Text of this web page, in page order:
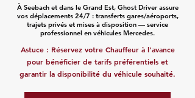
À Seebach et dans le Grand Est, Ghost Driver assure
vos déplacements 24/7 : transferts gares/aéroports,
trajets privés et mises à disposition — service
professionnel en véhicules Mercedes.
Astuce : Réservez votre Chauffeur à l'avance
pour bénéficier de tarifs préférentiels et
garantir la disponibilité du véhicule souhaité.